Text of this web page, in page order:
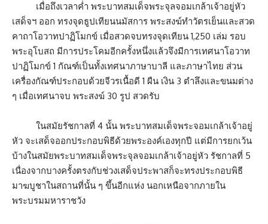
เมื่อถึงเวลาค่ำ พระบาทสมเด็จพระจุลจอมเกล้าเจ้าอยู่หัว
เสด็จฯ ออก ทรงจุดธูปเทียนนมัสการ พระสงฆ์ทำวัตรเย็นและสวด
คาถาโอวาทปาฏิโมกข์ เมื่อสวดจบทรงจุดเทียน 1,250 เล่ม รอบ
พระอุโบสถ มีการประโคมอีกครั้งหนึ่งแล้วจึงมีการเทศนาโอวาท
ปาฏิโมกข์ 1 กัณฑ์เป็นทั้งเทศนาภาษาบาลี และภาษาไทย ส่วน
เครื่องกัณฑ์ประกอบด้วยจีวรเนื้อดี 1 ผืน เงิน 3 ตำลึงและขนมต่าง
ๆ เมื่อเทศนาจบ พระสงฆ์ 30 รูป สวดรับ
ในสมัยรัชกาลที่ 4 นั้น พระบาทสมเด็จพระจอมเกล้าเจ้าอยู่
หัว จะเสด็จออกประกอบพิธีด้วยพระองค์เองทุกปี แต่มีการยกเว้น
บ้างในสมัยพระบาทสมเด็จพระจุลจอมเกล้าเจ้าอยู่หัว รัชกาลที่ 5
เนื่องจากบางครั้งตรงกับช่วงเสด็จประพาสก็จะทรงประกอบพิธี
มาฆบูชาในสถานที่นั้น ๆ ขึ้นอีกแห่ง นอกเหนือจากภายใน
พระบรมมหาราชวัง